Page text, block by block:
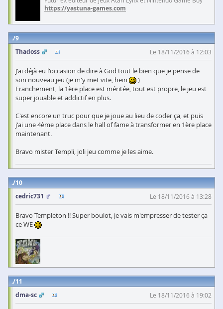
https://yastuna-games.com
9
Thadoss
Le 18/11/2016 à 12:03
J'ai déjà eu l'occasion de dire à God tout le bien que je pense de
son nouveau jeu (je m'y met vite, hein
)
Franchement, la 1ère place est méritée, tout est propre, le jeu est
super jouable et addictif en plus.
C'est encore un truc pour que je joue au lieu de coder ça, et puis
j'ai une 4ème place dans le hall of fame à transformer en 1ère place
maintenant.
Bravo mister Templi, joli jeu comme je les aime.
10
cedric731
Le 18/11/2016 à 13:28
Bravo Templeton !! Super boulot, je vais m'empresser de tester ça
ce WE
11
dma-sc
Le 18/11/2016 à 19:02